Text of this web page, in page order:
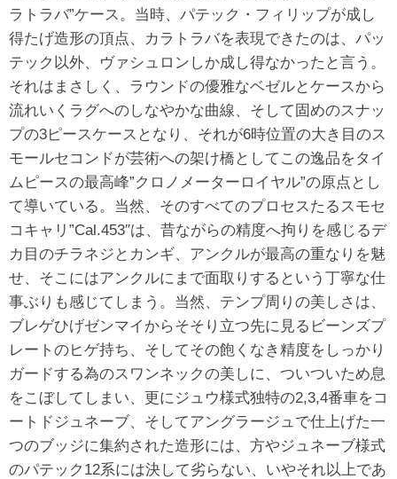
ラトラバ”ケース。当時、パテック・フィリップが成し
得たげ造形の頂点、カラトラバを表現できたのは、パッ
テック以外、ヴァシュロンしか成し得なかったと言う。
それはまさしく、ラウンドの優雅なベゼルとケースから
流れいくラグへのしなやかな曲線、そして固めのスナッ
プの3ピースケースとなり、それが6時位置の大き目のス
モールセコンドが芸術への架け橋としてこの逸品をタイ
ムピースの最高峰”クロノメーターロイヤル”の原点とし
て導いている。当然、そのすべてのプロセスたるスモセ
コキャリ”Cal.453″は、昔ながらの精度へ拘りを感じるデ
カ目のチラネジとカンギ、アンクルが最高の重なりを魅
せ、そこにはアンクルにまで面取りするという丁寧な仕
事ぶりも感じてしまう。当然、テンプ周りの美しさは、
ブレゲひげゼンマイからそそり立つ先に見るビーンズプ
レートのヒゲ持ち、そしてその飽くなき精度をしっかり
ガードする為のスワンネックの美しに、ついついため息
をこぼしてしまい、更にジュウ様式独特の2,3,4番車をコ
ートドジュネーブ、そしてアングラージュで仕上げた一
つのブッジに集約された造形には、方やジュネーブ様式
のパテック12系には決して劣らない、いやそれ以上であ